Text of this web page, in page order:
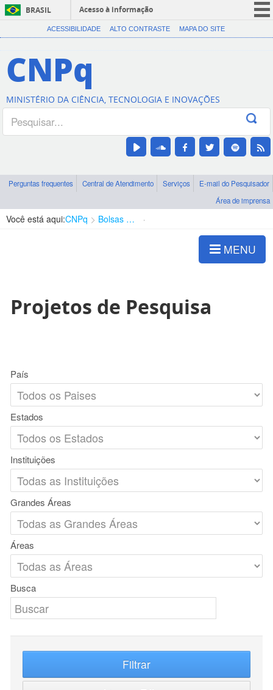
BRASIL
Acesso à informação
CORONAVÍRUS (COVID-19)
Canais
ACESSIBILIDADE ALTO CONTRASTE MAPA DO SITE
CNPq
MINISTÉRIO DA CIÊNCIA, TECNOLOGIA E INOVAÇÕES
Perguntas frequentes Central de Atendimento Serviços
E-mail do Pesquisador
Área de imprensa
Você está aqui:CNPq Bolsas e Auxílios Vigentes
MENU
Projetos de Pesquisa
País
Estados
Instituições
Grandes Áreas
Áreas
Busca
Filtrar